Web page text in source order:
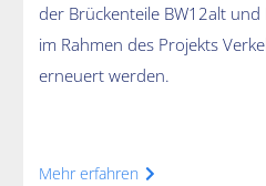
der Brückenteile BW12alt
im Rahmen des Projekts
erneuert werden.
Mehr erfahren